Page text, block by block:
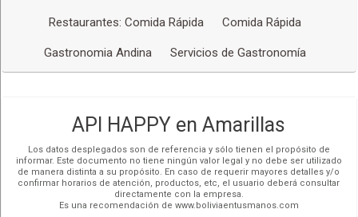
Restaurantes: Comida Rápida Comida Rápida
Gastronomia Andina Servicios de Gastronomía
API HAPPY en Amarillas
Los datos desplegados son de referencia y sólo tienen el propósito de
informar. Este documento no tiene ningún valor legal y no debe ser utilizado
de manera distinta a su propósito. En caso de requerir mayores detalles y/o
confirmar horarios de atención, productos, etc, el usuario deberá consultar
directamente con la empresa.
Es una recomendación de www.boliviaentusmanos.com